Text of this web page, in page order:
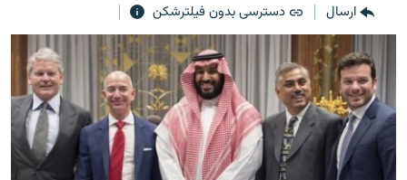
گزارش‌های ویدئویی
English
به ما بپیوندید
ارسال
دسترسی بدون فیلترشکن